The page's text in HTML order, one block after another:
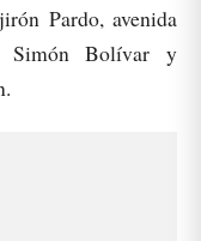
Pardo, avenida
Simón Bolívar y